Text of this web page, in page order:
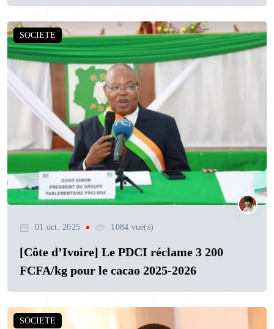
SOCIETE
01 oct. 2025 1084 vue(s)
[Côte d’Ivoire] Le PDCI réclame 3 200
FCFA/kg pour le cacao 2025-2026
SOCIETE